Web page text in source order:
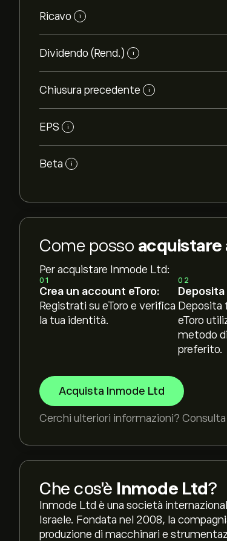
Ricavo i
Dividendo (Rend.) i
Chiusura precedente i
EPS i
Beta i
Come posso acquistare
Per acquistare Inmode Ltd:
01
Crea un account eToro:
Registrati su eToro e verifica
la tua identità.
02
Deposita
eToro
metodo
preferito.
Acquista Inmode Ltd
Cerchi ulteriori informazioni? Consulta
Che cos'è Inmode Ltd?
Inmode Ltd è una società
Israele. Fondata nel 2008, la
produzione di macchinari e